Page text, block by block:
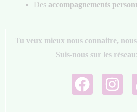
Des accompagnements
Tu veux mieux nous connaitre,
Suis-nous sur les